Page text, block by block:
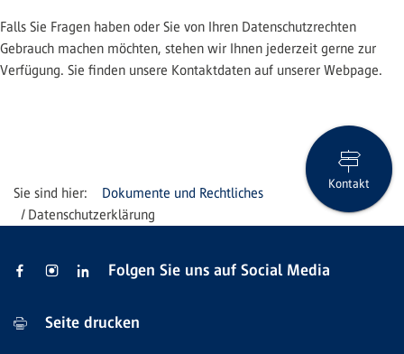
Falls Sie Fragen haben oder Sie von Ihren Datenschutzrechten
Gebrauch machen möchten, stehen wir Ihnen jederzeit gerne zur
Verfügung. Sie finden unsere Kontaktdaten auf unserer Webpage.
Dokumente und Rechtliches
Datenschutzerklärung
Kontakt
Folgen Sie uns auf Social Media
Seite drucken